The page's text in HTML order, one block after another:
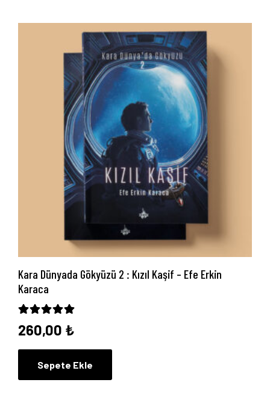
Kara Dünyada Gökyüzü 2 : Kızıl Kaşif – Efe Erkin
Karaca
260,00 ₺
Sepete Ekle